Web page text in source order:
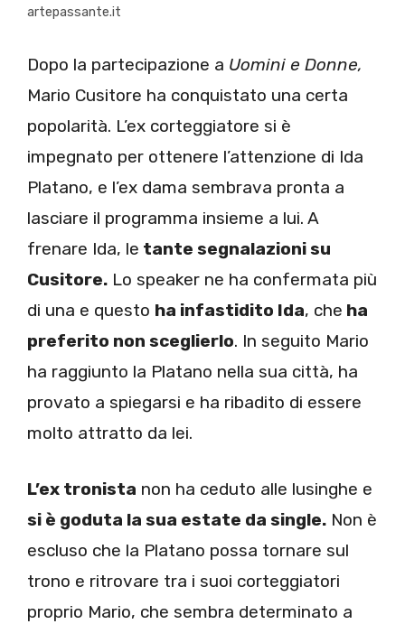
artepassante.it
Dopo la partecipazione a Uomini e Donne,
Mario Cusitore ha conquistato una certa
popolarità. L’ex corteggiatore si è
impegnato per ottenere l’attenzione di Ida
Platano, e l’ex dama sembrava pronta a
lasciare il programma insieme a lui. A
frenare Ida, le tante segnalazioni su
Cusitore. Lo speaker ne ha confermata più
di una e questo ha infastidito Ida, che ha
preferito non sceglierlo. In seguito Mario
ha raggiunto la Platano nella sua città, ha
provato a spiegarsi e ha ribadito di essere
molto attratto da lei.
L’ex tronista non ha ceduto alle lusinghe e
si è goduta la sua estate da single. Non è
escluso che la Platano possa tornare sul
trono e ritrovare tra i suoi corteggiatori
proprio Mario, che sembra determinato a